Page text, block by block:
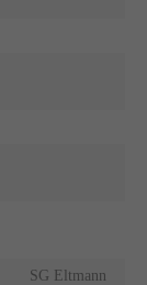
SG Eltmann